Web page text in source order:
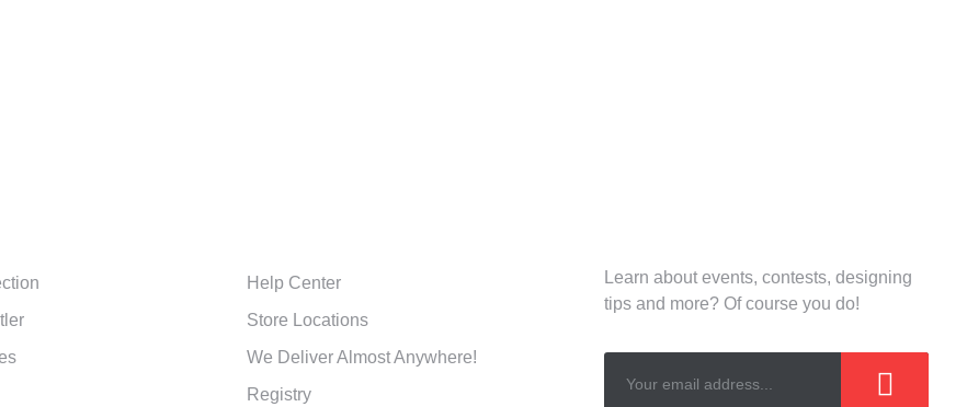
Help Center
Store Locations
We Deliver Almost Anywhere!
Registry
Learn about events, contests, designing
tips and more? Of course you do!